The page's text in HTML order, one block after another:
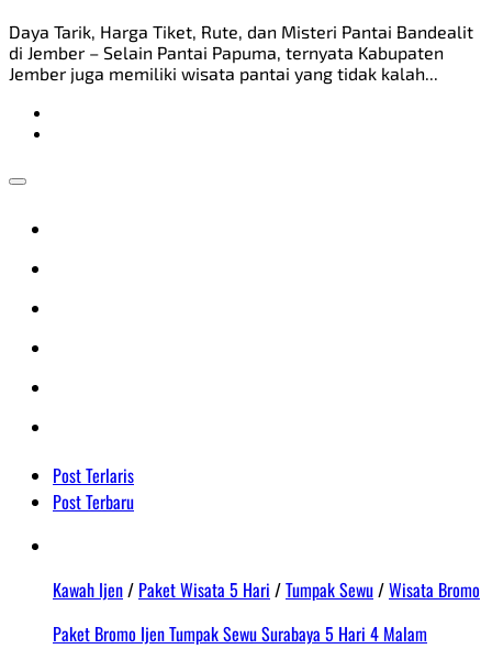
Daya Tarik, Harga Tiket, Rute, dan Misteri Pantai Bandealit
di Jember – Selain Pantai Papuma, ternyata Kabupaten
Jember juga memiliki wisata pantai yang tidak kalah...
Post Terlaris
Post Terbaru
Kawah Ijen/ Paket Wisata 5 Hari /Tumpak Sewu/Wisata Bromo
Paket Bromo Ijen Tumpak Sewu Surabaya 5 Hari 4 Malam